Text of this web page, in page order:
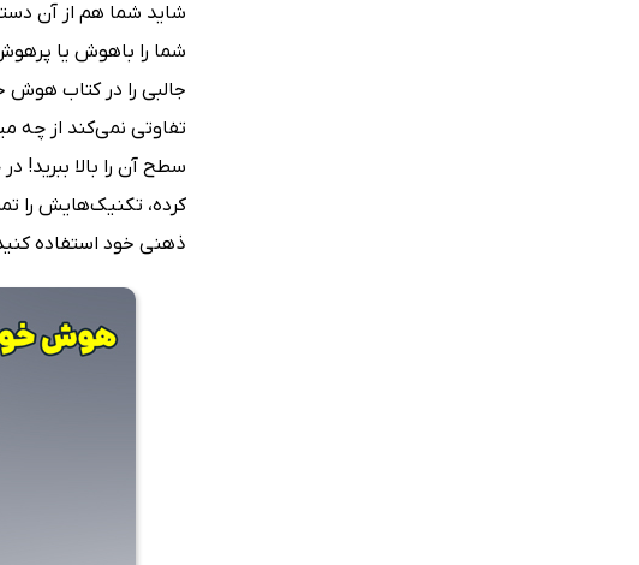
شاید شما هم از آن
تفاوتی نمی‌کند از چه
سطح آن را بالا
کرده، تکنیک‌هایش را
ذهنی خود استفاده